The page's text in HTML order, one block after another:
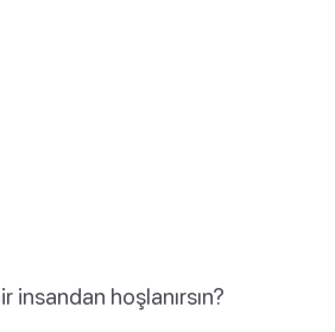
insandan hoşlanırsın?